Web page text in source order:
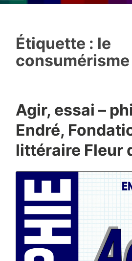
Étiquette : le
consumérisme
Agir, essai –
Endré,
littéraire Fleur